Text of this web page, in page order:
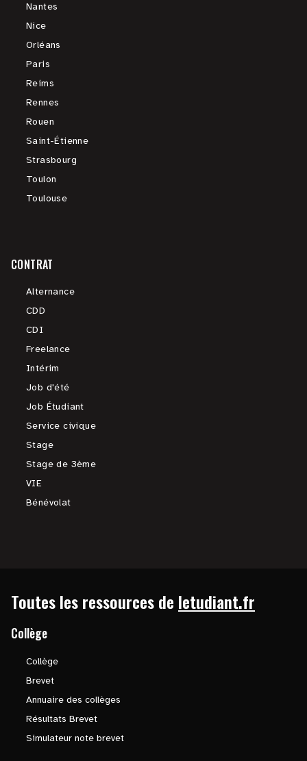
Nantes
Nice
Orléans
Paris
Reims
Rennes
Rouen
Saint-Étienne
Strasbourg
Toulon
Toulouse
CONTRAT
Alternance
CDD
CDI
Freelance
Intérim
Job d'été
Job Étudiant
Service civique
Stage
Stage de 3ème
VIE
Bénévolat
Toutes les ressources de letudiant.fr
Collège
Collège
Brevet
Annuaire des collèges
Résultats Brevet
Simulateur note brevet